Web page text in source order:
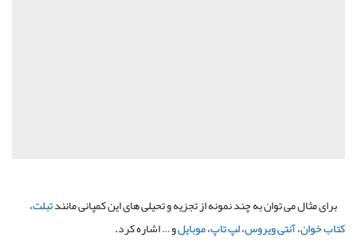
برای مثال می­ توان به چند نمونه از تجزیه و تحیلی های این کمپانی مانندتبلت،
کتاب خوان،آنتی ویروس،لپ­ تاپ،موبایلو … اشاره کرد.